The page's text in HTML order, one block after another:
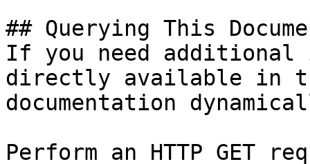
## Querying This
If you need
directly available in
documentation
Perform an HTTP GET